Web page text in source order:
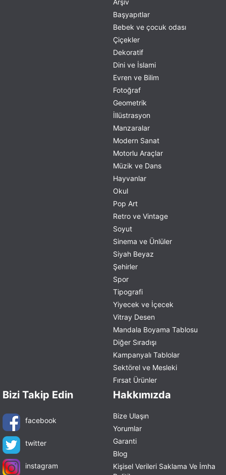
Başyapıtlar
Bebek ve çocuk odası
Çiçekler
Dekoratif
Dini ve İslami
Evren ve Bilim
Fotoğraf
Geometrik
İllüstrasyon
Manzaralar
Modern Sanat
Motorlu Araçlar
Müzik ve Dans
Hayvanlar
Okul
Pop Art
Retro ve Vintage
Soyut
Sinema ve Ünlüler
Siyah Beyaz
Şehirler
Spor
Tipografi
Yiyecek ve İçecek
Vitray Desen
Mandala Boyama Tablosu
Diğer Sıradışı
Kampanyalı Tablolar
Sektörel ve Mesleki
Fırsat Ürünler
Bizi Takip Edin
facebook
twitter
instagram
Hakkımızda
Bize Ulaşın
Yorumlar
Garanti
Blog
Kişisel Verileri Saklama Ve İmha